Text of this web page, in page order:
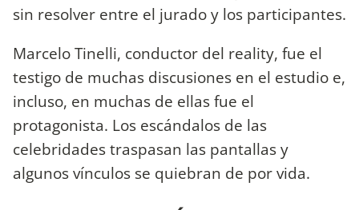
sin resolver entre el jurado y los participantes.
Marcelo Tinelli, conductor del reality, fue el
testigo de muchas discusiones en el estudio e,
incluso, en muchas de ellas fue el
protagonista. Los escándalos de las
celebridades traspasan las pantallas y
algunos vínculos se quiebran de por vida.